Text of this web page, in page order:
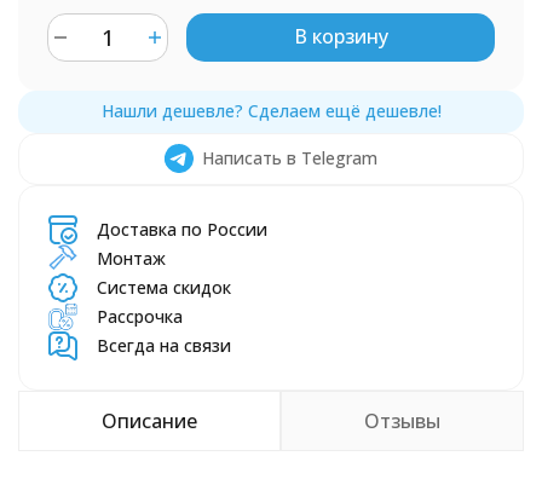
В корзину
Написать в Telegram
Доставка по России
Монтаж
Система скидок
Рассрочка
Всегда на связи
Описание Отзывы